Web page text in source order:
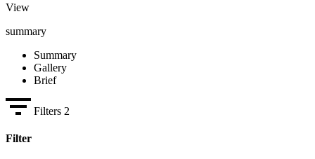
View
summary
Summary
Gallery
Brief
Filters 2
Filter